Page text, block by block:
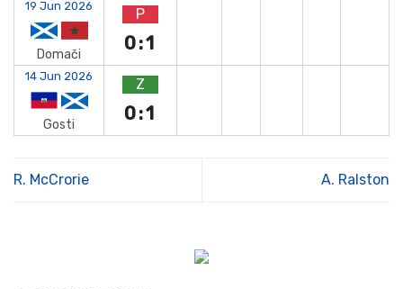
19 Jun 2026
Domači
P
0:1
14 Jun 2026
Gosti
Z
0:1
R. McCrorie A. Ralston